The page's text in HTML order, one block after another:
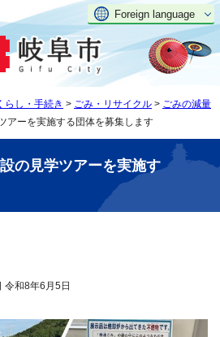
Foreign language
らし・手続き > ごみ・リサイクル > ごみの減量
アーを実施する団体を募集します
の見学ツアーを実施す
和8年6月5日